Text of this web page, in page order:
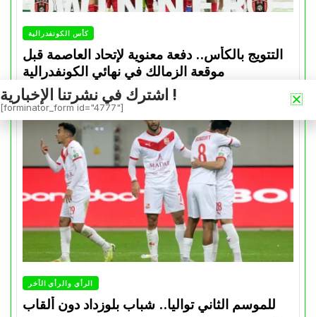
كأس الكونفدرالية
التتويج بالكأس.. دفعة معنوية لإتحاد العاصمة قبل
موقعة الزمالك في نهائي الكونفدرالية
Avril 30, 2026
الرأي والرأي الأخر
للموسم الثاني تواليا.. شباب بلوزداد دون ألقاب
اشترك في نشرتنا الإخبارية !
[forminator_form id="4777"]